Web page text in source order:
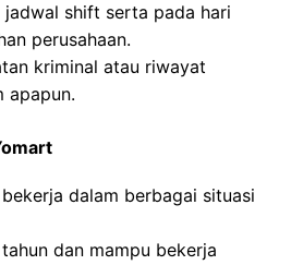
jadwal shift serta pada hari
perusahaan.
kriminal atau riwayat
apapun.
dalam berbagai situasi
dan mampu bekerja